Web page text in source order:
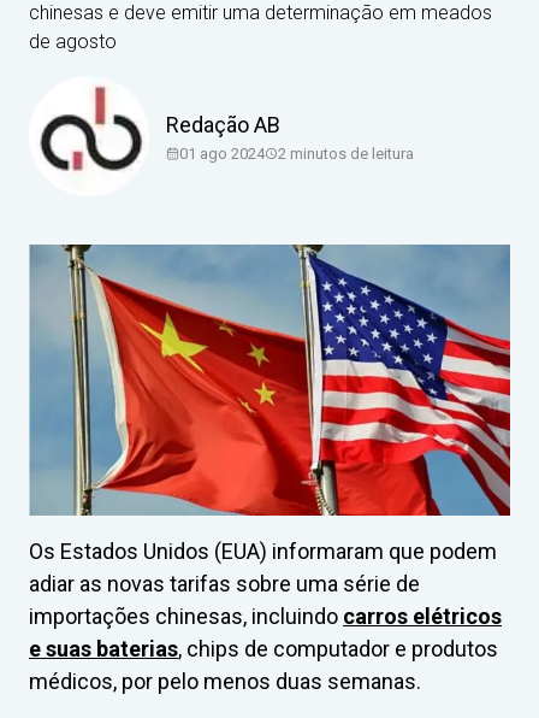
chinesas e deve emitir uma determinação em meados
de agosto
Redação AB
01 ago 2024 2 minutos de leitura
Os Estados Unidos (EUA) informaram que podem
adiar as novas tarifas sobre uma série de
importações chinesas, incluindo carros elétricos
e suas baterias, chips de computador e produtos
médicos, por pelo menos duas semanas.